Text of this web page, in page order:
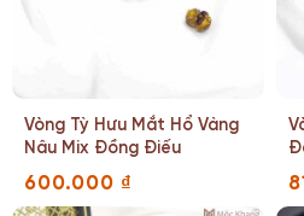
Vòng Tỳ Hưu Mắt Hổ Vàng
Nâu Mix Đồng Điếu
600.000 ₫